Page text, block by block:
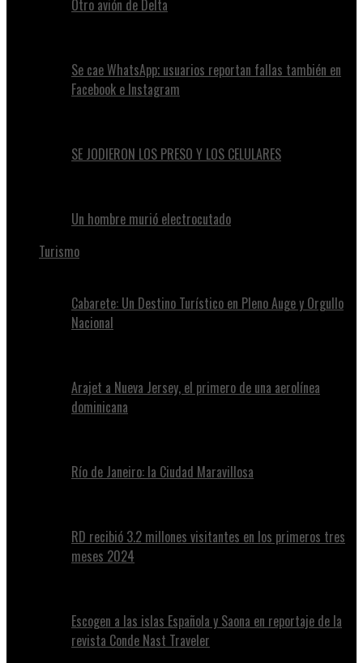
Otro avión de Delta
Se cae WhatsApp; usuarios reportan fallas también en
Facebook e Instagram
SE JODIERON LOS PRESO Y LOS CELULARES
Un hombre murió electrocutado
Turismo
Cabarete: Un Destino Turístico en Pleno Auge y Orgullo
Nacional
Arajet a Nueva Jersey, el primero de una aerolínea
dominicana
Río de Janeiro: la Ciudad Maravillosa
RD recibió 3.2 millones visitantes en los primeros tres
meses 2024
Escogen a las islas Española y Saona en reportaje de la
revista Conde Nast Traveler